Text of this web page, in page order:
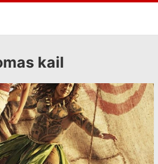
kail